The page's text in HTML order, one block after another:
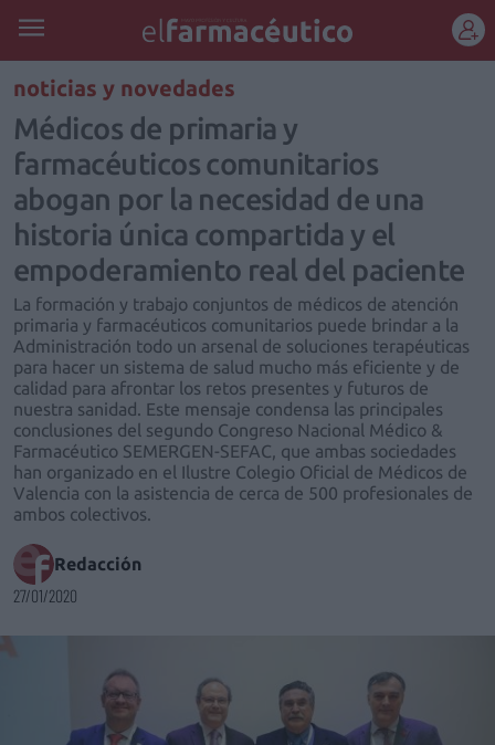
REGÍSTRATE
noticias y novedades
Médicos de primaria y
farmacéuticos comunitarios
abogan por la necesidad de una
historia única compartida y el
empoderamiento real del paciente
La formación y trabajo conjuntos de médicos de atención
primaria y farmacéuticos comunitarios puede brindar a la
Administración todo un arsenal de soluciones terapéuticas
para hacer un sistema de salud mucho más eficiente y de
calidad para afrontar los retos presentes y futuros de
nuestra sanidad. Este mensaje condensa las principales
conclusiones del segundo Congreso Nacional Médico &
Farmacéutico SEMERGEN-SEFAC, que ambas sociedades
han organizado en el Ilustre Colegio Oficial de Médicos de
Valencia con la asistencia de cerca de 500 profesionales de
ambos colectivos.
Redacción
27/01/2020